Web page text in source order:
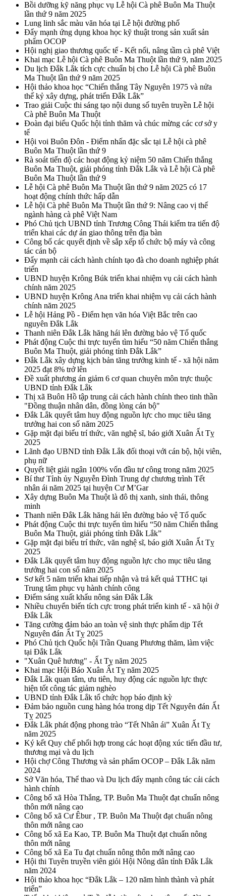
Bồi dưỡng kỹ năng phục vụ Lễ hội Cà phê Buôn Ma Thuột
lần thứ 9 năm 2025
Lung linh sắc màu văn hóa tại Lễ hội đường phố
Đẩy mạnh ứng dụng khoa học kỹ thuật trong sản xuất sản
phẩm OCOP
Hội nghị giao thương quốc tế - Kết nối, nâng tầm cà phê Việt
Khai mạc Lễ hội Cà phê Buôn Ma Thuột lần thứ 9, năm 2025
Du lịch Đắk Lắk tích cực chuẩn bị cho Lễ hội Cà phê Buôn
Ma Thuột lần thứ 9 năm 2025
Hội thảo khoa học “Chiến thắng Tây Nguyên 1975 và nửa
thế kỷ xây dựng, phát triển Đắk Lắk”
Trao giải Cuộc thi sáng tạo nội dung số tuyên truyền Lễ hội
Cà phê Buôn Ma Thuột
Đoàn đại biểu Quốc hội tỉnh thăm và chúc mừng các cơ sở y
tế
Hội voi Buôn Đôn - Điểm nhấn đặc sắc tại Lễ hội cà phê
Buôn Ma Thuột lần thứ 9
Rà soát tiến độ các hoạt động kỷ niệm 50 năm Chiến thắng
Buôn Ma Thuột, giải phóng tỉnh Đắk Lắk và Lễ hội Cà phê
Buôn Ma Thuột lần thứ 9
Lễ hội Cà phê Buôn Ma Thuột lần thứ 9 năm 2025 có 17
hoạt động chính thức hấp dẫn
Lễ hội Cà phê Buôn Ma Thuột lần thứ 9: Nâng cao vị thế
ngành hàng cà phê Việt Nam
Phó Chủ tịch UBND tỉnh Trương Công Thái kiểm tra tiến độ
triển khai các dự án giao thông trên địa bàn
Công bố các quyết định về sắp xếp tổ chức bộ máy và công
tác cán bộ
Đẩy mạnh cải cách hành chính tạo đà cho doanh nghiệp phát
triển
UBND huyện Krông Búk triển khai nhiệm vụ cải cách hành
chính năm 2025
UBND huyện Krông Ana triển khai nhiệm vụ cải cách hành
chính năm 2025
Lễ hội Hảng Pồ - Điểm hẹn văn hóa Việt Bắc trên cao
nguyên Đắk Lắk
Thanh niên Đắk Lắk hăng hái lên đường bảo vệ Tổ quốc
Phát động Cuộc thi trực tuyến tìm hiểu “50 năm Chiến thắng
Buôn Ma Thuột, giải phóng tỉnh Đắk Lắk”
Đắk Lắk xây dựng kịch bản tăng trưởng kinh tế - xã hội năm
2025 đạt 8% trở lên
Đề xuất phương án giảm 6 cơ quan chuyên môn trực thuộc
UBND tỉnh Đắk Lắk
Thị xã Buôn Hồ tập trung cải cách hành chính theo tinh thần
"Đồng thuận nhân dân, đồng lòng cán bộ"
Đắk Lắk quyết tâm huy động nguồn lực cho mục tiêu tăng
trưởng hai con số năm 2025
Gặp mặt đại biểu trí thức, văn nghệ sĩ, báo giới Xuân Ất Tỵ
2025
Lãnh đạo UBND tỉnh Đắk Lắk đối thoại với cán bộ, hội viên,
phụ nữ
Quyết liệt giải ngân 100% vốn đầu tư công trong năm 2025
Bí thư Tỉnh ủy Nguyễn Đình Trung dự chương trình Tết
nhân ái năm 2025 tại huyện Cư M’Gar
Xây dựng Buôn Ma Thuột là đô thị xanh, sinh thái, thông
minh
Thanh niên Đắk Lắk hăng hái lên đường bảo vệ Tổ quốc
Phát động Cuộc thi trực tuyến tìm hiểu “50 năm Chiến thắng
Buôn Ma Thuột, giải phóng tỉnh Đắk Lắk”
Gặp mặt đại biểu trí thức, văn nghệ sĩ, báo giới Xuân Ất Tỵ
2025
Đắk Lắk quyết tâm huy động nguồn lực cho mục tiêu tăng
trưởng hai con số năm 2025
Sơ kết 5 năm triển khai tiếp nhận và trả kết quả TTHC tại
Trung tâm phục vụ hành chính công
Điểm sáng xuất khẩu nông sản Đắk Lắk
Nhiều chuyển biến tích cực trong phát triển kinh tế - xã hội ở
Đắk Lắk
Tăng cường đảm bảo an toàn vệ sinh thực phẩm dịp Tết
Nguyên đán Ất Tỵ 2025
Phó Chủ tịch Quốc hội Trần Quang Phương thăm, làm việc
tại Đắk Lắk
"Xuân Quê hương" - Ất Tỵ năm 2025
Khai mạc Hội Báo Xuân Ất Tỵ năm 2025
Đắk Lắk quan tâm, ưu tiên, huy động các nguồn lực thực
hiện tốt công tác giảm nghèo
UBND tỉnh Đắk Lắk tổ chức họp báo định kỳ
Đảm bảo nguồn cung hàng hóa trong dịp Tết Nguyên đán Ất
Tỵ 2025
Đắk Lắk phát động phong trào “Tết Nhân ái” Xuân Ất Tỵ
năm 2025
Ký kết Quy chế phối hợp trong các hoạt động xúc tiến đầu tư,
thương mại và du lịch
Hội chợ Công Thương và sản phẩm OCOP – Đắk Lắk năm
2024
Sở Văn hóa, Thể thao và Du lịch đẩy mạnh công tác cải cách
hành chính
Công bố xã Hòa Thắng, TP. Buôn Ma Thuột đạt chuẩn nông
thôn mới nâng cao
Công bố xã Cư Êbur , TP. Buôn Ma Thuột đạt chuẩn nông
thôn mới nâng cao
Công bố xã Ea Kao, TP. Buôn Ma Thuột đạt chuẩn nông
thôn mới nâng
Công bố xã Ea Tu đạt chuẩn nông thôn mới nâng cao
Hội thi Tuyên truyền viên giỏi Hội Nông dân tỉnh Đắk Lắk
năm 2024
Hội thảo khoa học “Đắk Lắk – 120 năm hình thành và phát
triển”